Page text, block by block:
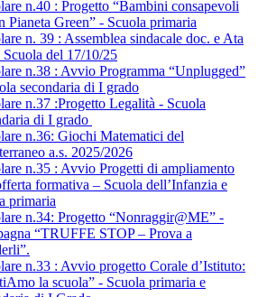
n.40 : Progetto “Bambini consapevoli
Pianeta Green” - Scuola primaria
n. 39 : Assemblea sindacale doc. e Ata
del 17/10/25
n.38 : Avvio Programma “Unplugged”
secondaria di I grado
n.37 :Progetto Legalità - Scuola
di I grado
n.36: Giochi Matematici del
a.s. 2025/2026
n.35 : Avvio Progetti di ampliamento
formativa – Scuola dell’Infanzia e
primaria
n.34: Progetto “Nonraggir@ME” -
“TRUFFE STOP – Prova a
n.33 : Avvio progetto Corale d’Istituto:
la scuola” - Scuola primaria e